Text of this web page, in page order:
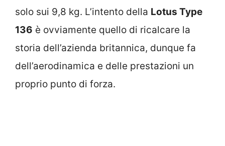
solo sui 9,8 kg. L’intento della Lotus Type
136 è ovviamente quello di ricalcare la
storia dell’azienda britannica, dunque fa
dell’aerodinamica e delle prestazioni un
proprio punto di forza.